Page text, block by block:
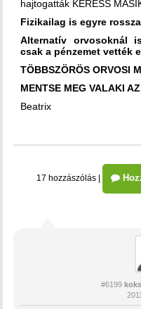
hajtogatták KERESS
Fizikailag is egyre
Alternatív orvosoknál
csak a pénzemet vették
TÖBBSZÖRÖS ORVOSI
MENTSE MEG VALAKI
Beatrix
17 hozzászólás|
#6199